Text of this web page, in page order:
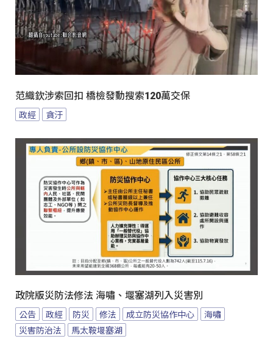
范織欽涉索回扣 橋檢發動搜索120萬交保
政經 貪汙
政院版災防法修法 海嘯、堰塞湖列入災害別
公告 政經 防災 修法 成立防災協作中心
海嘯
災害防治法
馬太鞍堰塞湖